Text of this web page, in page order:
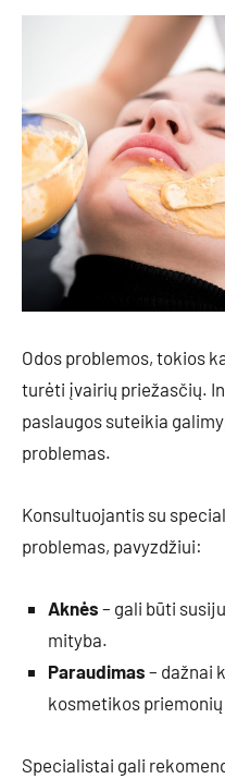
Odos problemos, tokios
turėti įvairių priežasčių.
paslaugos suteikia
problemas.
Konsultuojantis su
problemas, pavyzdžiui:
Aknės – gali būti
mityba.
Paraudimas – dažnai
kosmetikos
Specialistai gali